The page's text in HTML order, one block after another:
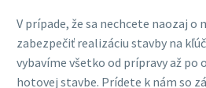
V prípade, že sa nechcete naozaj o
zabezpečiť realizáciu stavby na
vybavíme všetko od prípravy až po
hotovej stavbe. Prídete k nám so